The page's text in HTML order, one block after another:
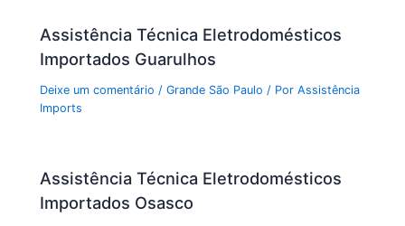
Assistência Técnica Eletrodomésticos
Importados Guarulhos
Deixe um comentário /Grande São Paulo / PorAssistência
Imports
Assistência Técnica Eletrodomésticos
Importados Osasco